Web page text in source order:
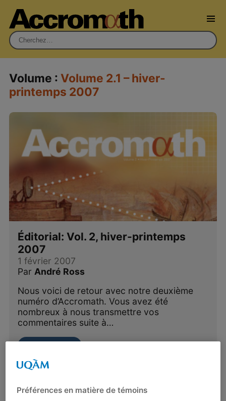
Rechercher :
Volume : Volume 2.1 – hiver-
printemps 2007
Éditorial: Vol. 2, hiver-printemps
2007
1 février 2007
Par André Ross
Nous voici de retour avec notre deuxième
numéro d’Accromath. Vous avez été
nombreux à nous transmettre vos
commentaires suite à…
Préférences en matière de témoins